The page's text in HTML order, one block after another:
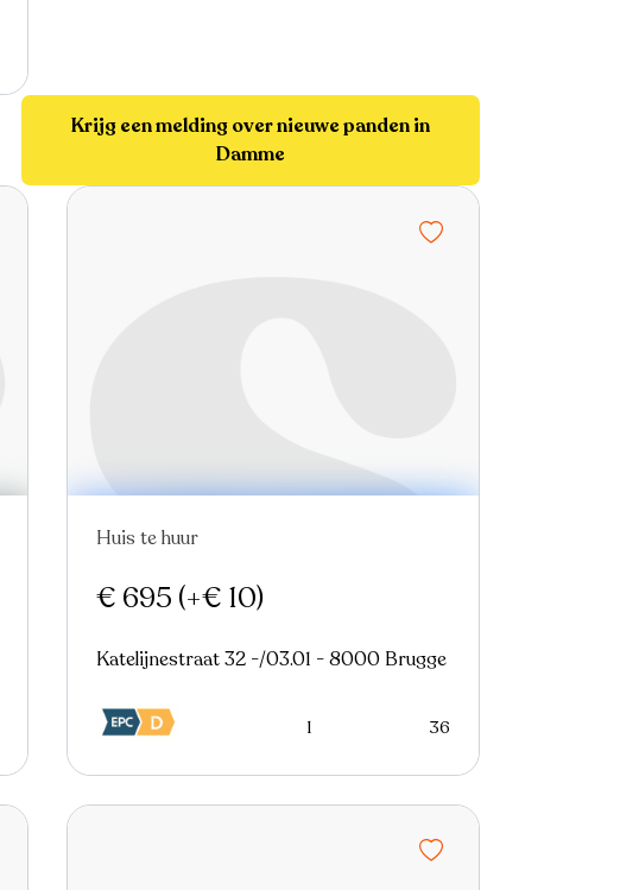
Krijg een melding over nieuwe panden in
Damme
Nieuw
Huis te huur
€ 695 (+€ 10)
Katelijnestraat 32 -/03.01 - 8000 Brugge
1 36